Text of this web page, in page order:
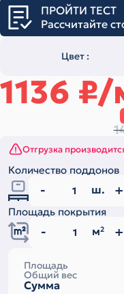
ПРОЙТИ ТЕСТ
Рассчитайте
Цвет :
1136 ₽/
Отгрузка
Количество поддонов
ш.
Площадь покрытия
м2
Площадь
Общий вес
Сумма